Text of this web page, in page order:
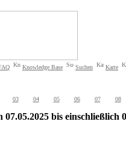
Knowledge Base Suchen Karte
03 04 05 06 07 08
07.05.2025 bis einschließlich